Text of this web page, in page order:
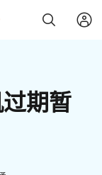
期暂